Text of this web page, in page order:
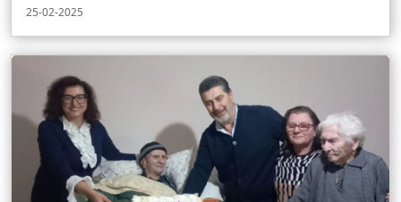
25-02-2025